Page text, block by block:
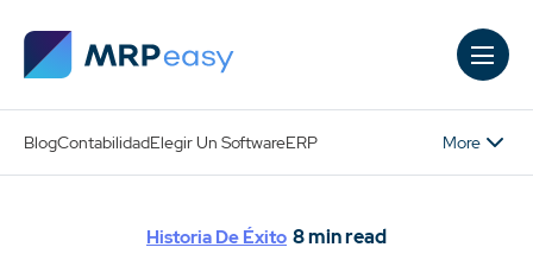
BlogContabilidadElegir Un SoftwareERP More
Historia De Éxito 8min read